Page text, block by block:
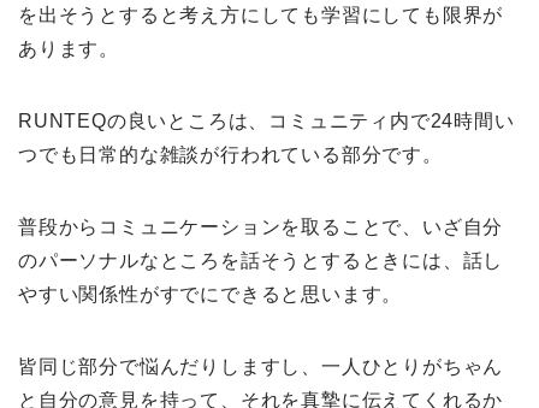
を出そうとすると考え方にしても学習にしても限界が
あります。
RUNTEQの良いところは、コミュニティ内で24時間い
つでも日常的な雑談が行われている部分です。
普段からコミュニケーションを取ることで、いざ自分
のパーソナルなところを話そうとするときには、話し
やすい関係性がすでにできると思います。
皆同じ部分で悩んだりしますし、一人ひとりがちゃん
と自分の意見を持って、それを真摯に伝えてくれるか